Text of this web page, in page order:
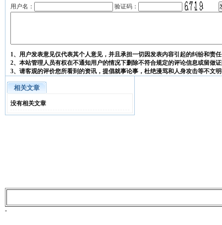
用户名： 验证码：
1、用户发表意见仅代表其个人意见，并且承担一切因发表内容引起的纠纷和责
2、本站管理人员有权在不通知用户的情况下删除不符合规定的评论信息或留做
3、请客观的评价您所看到的资讯，提倡就事论事，杜绝漫骂和人身攻击等不文
相关文章
没有相关文章
-